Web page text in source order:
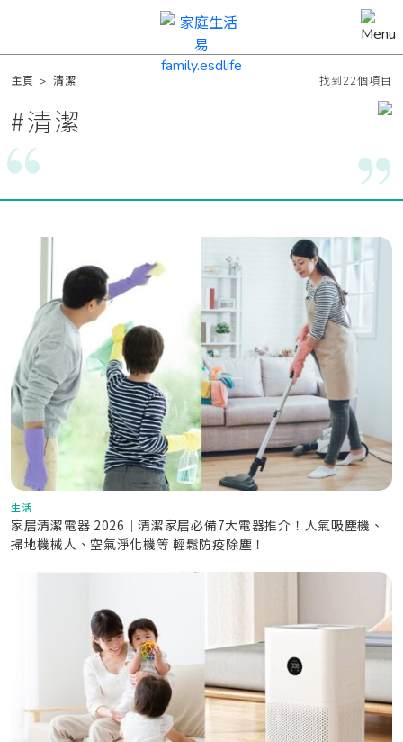
主頁 >清潔 找到22個項目
#清潔
生活
家居清潔電器 2026｜清潔家居必備7大電器推介！人氣吸塵機、
掃地機械人、空氣淨化機等 輕鬆防疫除塵！